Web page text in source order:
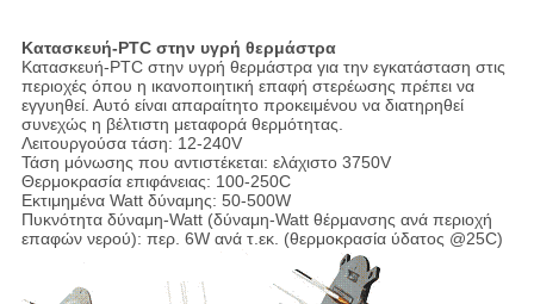
Κατασκευή-PTC στην υγρή θερμάστρα
Κατασκευή-PTC στην υγρή θερμάστρα για την εγκατάσταση στις
περιοχές όπου η ικανοποιητική επαφή στερέωσης πρέπει να
εγγυηθεί. Αυτό είναι απαραίτητο προκειμένου να διατηρηθεί
συνεχώς η βέλτιστη μεταφορά θερμότητας.
Λειτουργούσα τάση: 12-240V
Τάση μόνωσης που αντιστέκεται: ελάχιστο 3750V
Θερμοκρασία επιφάνειας: 100-250C
Εκτιμημένα Watt δύναμης: 50-500W
Πυκνότητα δύναμη-Watt (δύναμη-Watt θέρμανσης ανά περιοχή
επαφών νερού): περ. 6W ανά τ.εκ. (θερμοκρασία ύδατος @25C)